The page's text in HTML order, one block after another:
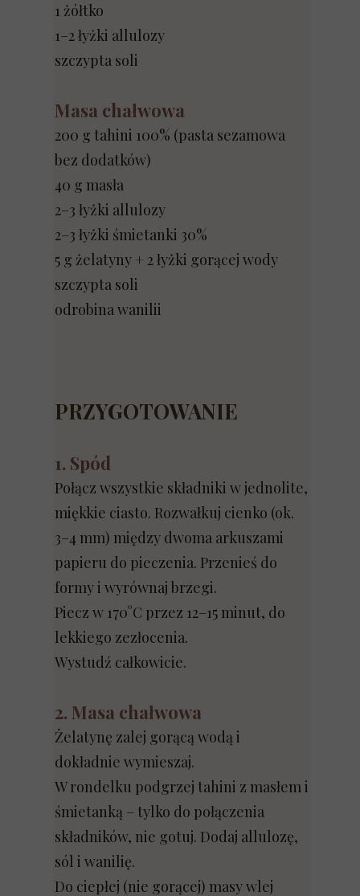
1 żółtko
1–2 łyżki allulozy
szczypta soli
Masa chałwowa
200 g tahini 100% (pasta sezamowa
bez dodatków)
40 g masła
2–3 łyżki allulozy
2–3 łyżki śmietanki 30%
5 g żelatyny + 2 łyżki gorącej wody
szczypta soli
odrobina wanilii
PRZYGOTOWANIE
1. Spód
Połącz wszystkie składniki w jednolite,
miękkie ciasto. Rozwałkuj cienko (ok.
3–4 mm) między dwoma arkuszami
papieru do pieczenia. Przenieś do
formy i wyrównaj brzegi.
Piecz w 170°C przez 12–15 minut, do
lekkiego zezłocenia.
Wystudź całkowicie.
2. Masa chałwowa
Żelatynę zalej gorącą wodą i
dokładnie wymieszaj.
W rondelku podgrzej tahini z masłem i
śmietanką – tylko do połączenia
składników, nie gotuj. Dodaj allulozę,
sól i wanilię.
Do ciepłej (nie gorącej) masy wlej